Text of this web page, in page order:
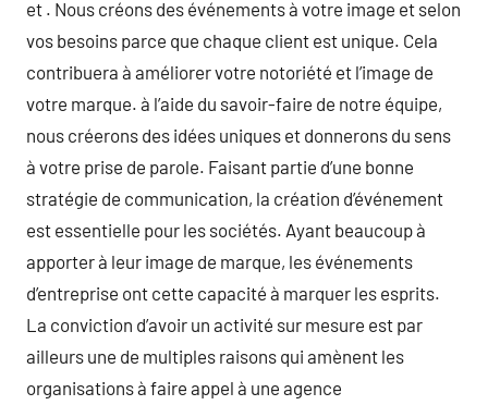
et . Nous créons des événements à votre image et selon
vos besoins parce que chaque client est unique. Cela
contribuera à améliorer votre notoriété et l’image de
votre marque. à l’aide du savoir-faire de notre équipe,
nous créerons des idées uniques et donnerons du sens
à votre prise de parole. Faisant partie d’une bonne
stratégie de communication, la création d’événement
est essentielle pour les sociétés. Ayant beaucoup à
apporter à leur image de marque, les événements
d’entreprise ont cette capacité à marquer les esprits.
La conviction d’avoir un activité sur mesure est par
ailleurs une de multiples raisons qui amènent les
organisations à faire appel à une agence